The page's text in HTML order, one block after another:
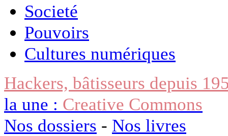
Societé
Pouvoirs
Cultures numériques
Hackers, bâtisseurs depuis
la une : Creative Commons
Nos dossiers - Nos livres